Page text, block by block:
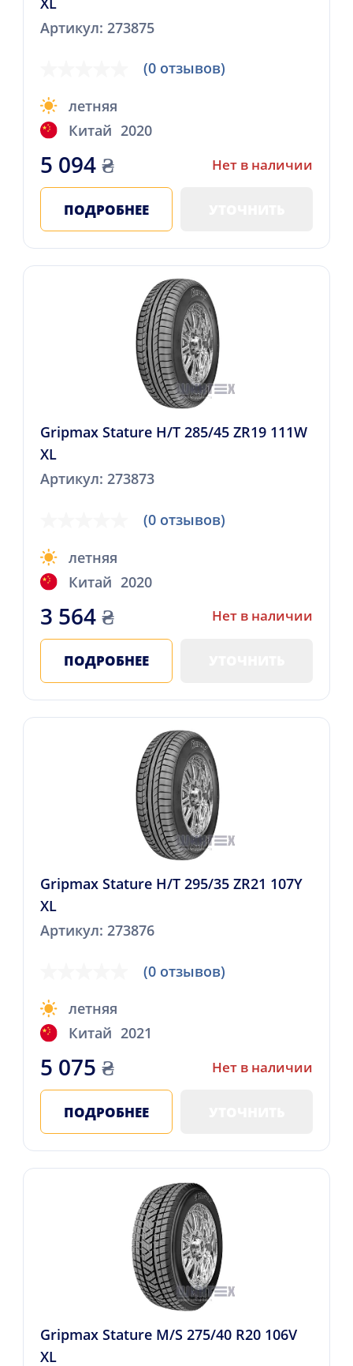
Артикул: 273875
(0 отзывов)
летняя
Китай 2020
5 094₴ Нет в наличии
ПОДРОБНЕЕ
Gripmax Stature H/T 285/45 ZR19 111W
XL
Артикул: 273873
(0 отзывов)
летняя
Китай 2020
3 564₴ Нет в наличии
ПОДРОБНЕЕ
Gripmax Stature H/T 295/35 ZR21 107Y
XL
Артикул: 273876
(0 отзывов)
летняя
Китай 2021
5 075 ₴ Нет в наличии
ПОДРОБНЕЕ
Gripmax Stature M/S 275/40 R20 106V
XL